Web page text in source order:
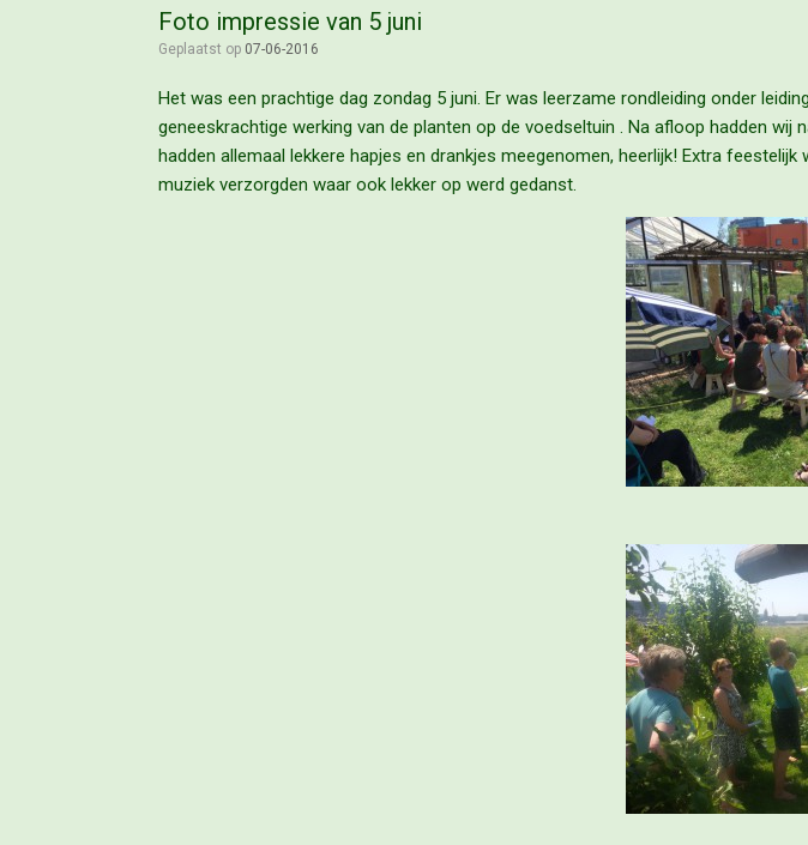
Foto impressie van 5 juni
Geplaatst op 07-06-2016
Het was een prachtige dag zondag 5 juni. Er was leerzame rondleiding onder
geneeskrachtige werking van de planten op de voedseltuin . Na afloop hadden
hadden allemaal lekkere hapjes en drankjes meegenomen, heerlijk! Extra
muziek verzorgden waar ook lekker op werd gedanst.